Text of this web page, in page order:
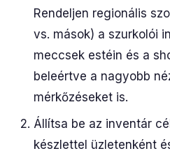
Rendeljen regionális
vs. mások) a szurkolói
meccsek estéin és a
beleértve a nagyobb
mérkőzéseket is.
Állítsa be az inventár
készlettel üzletenként